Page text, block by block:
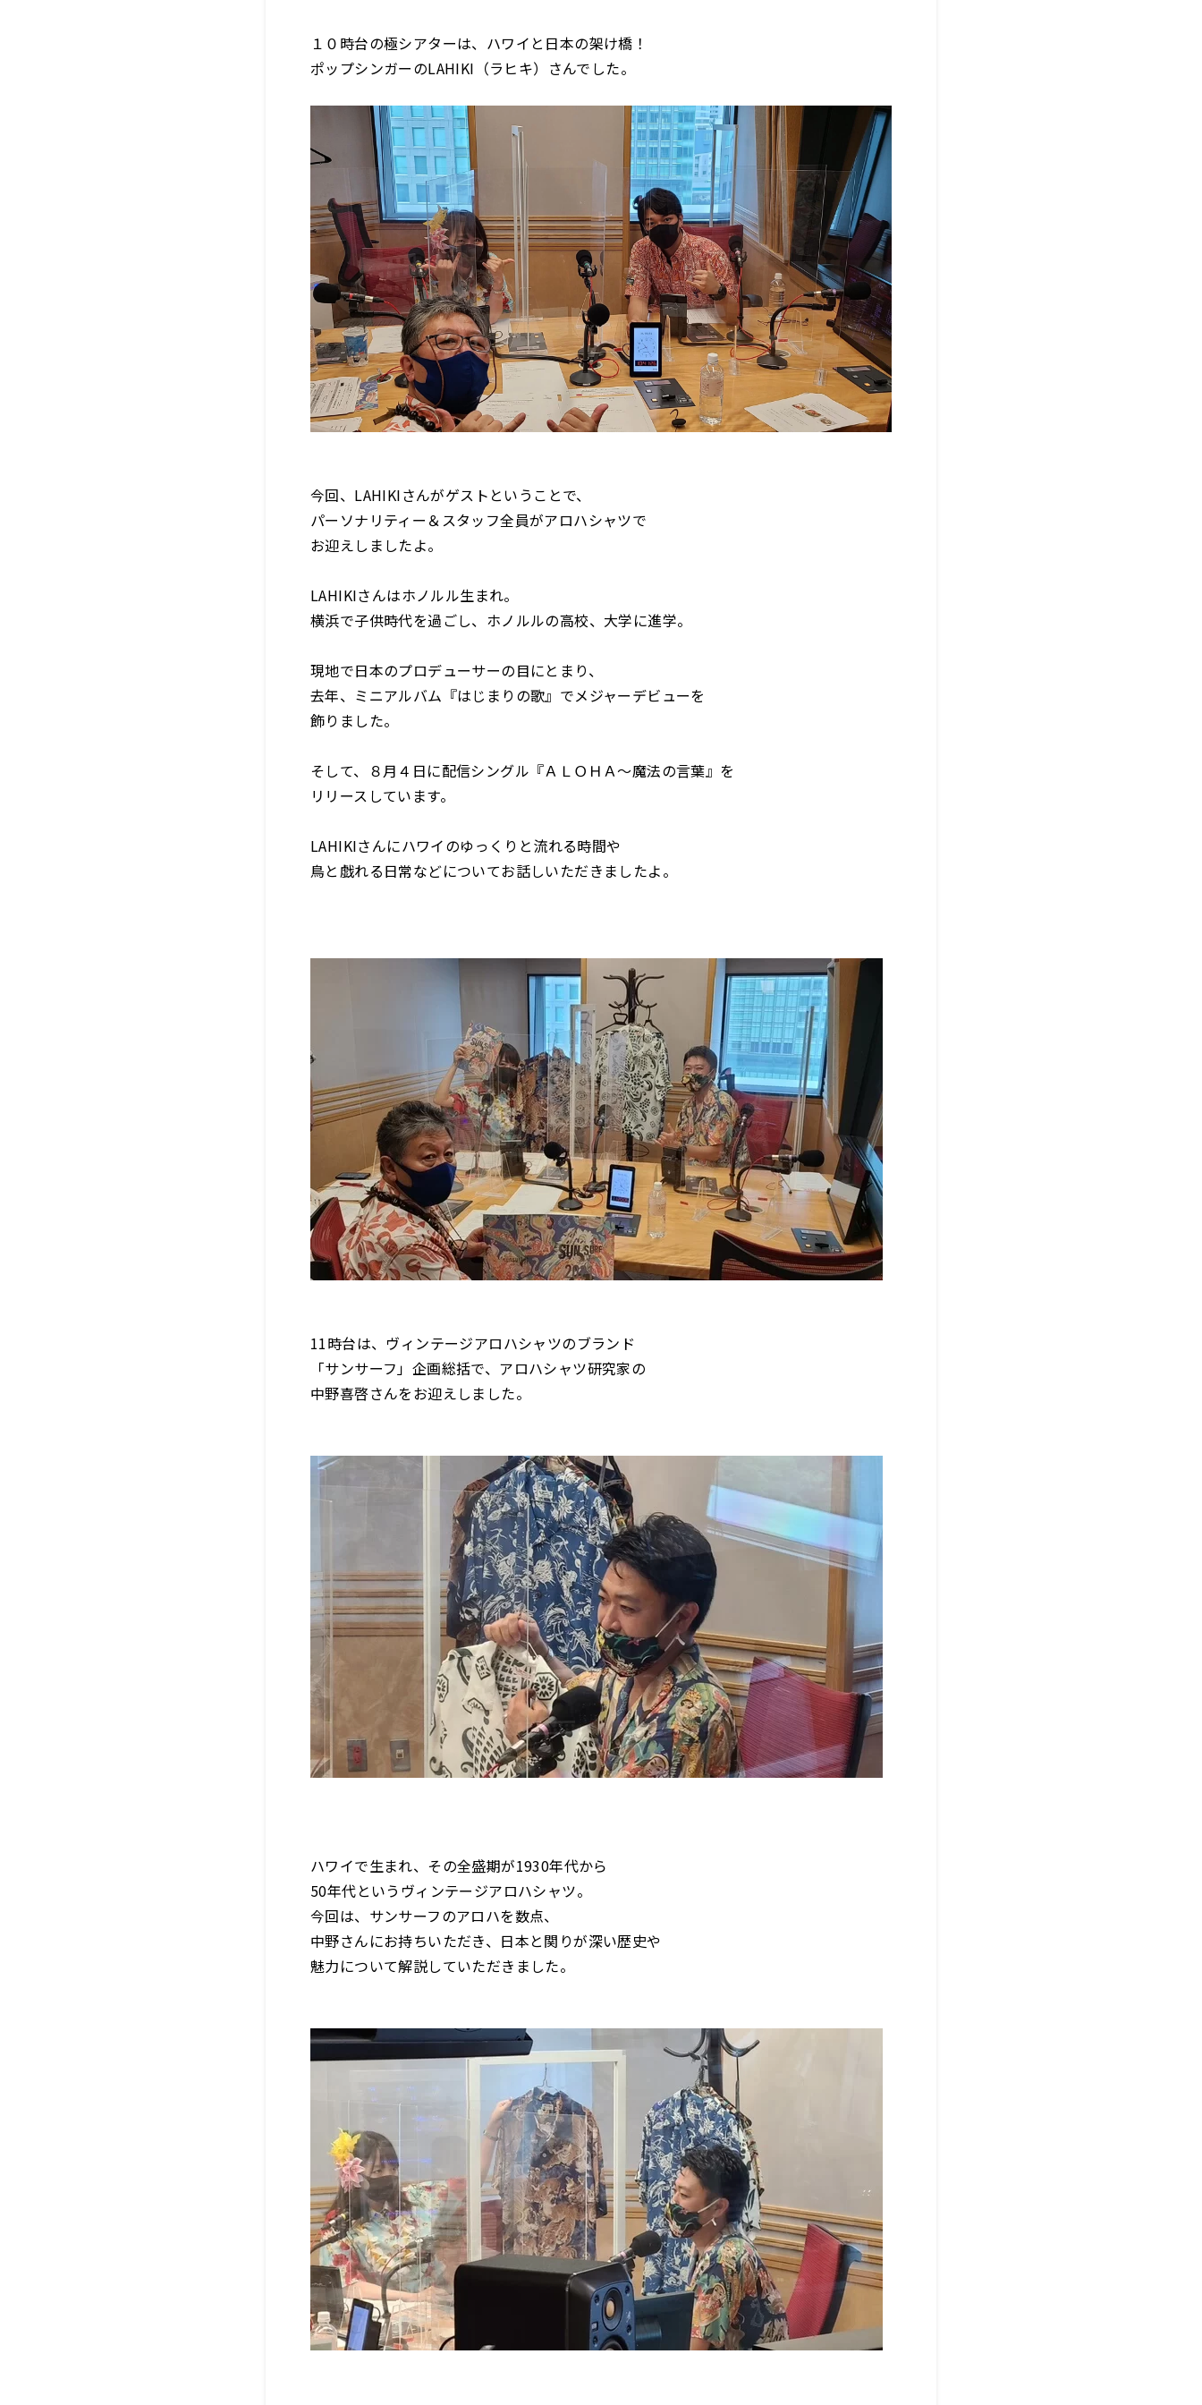
１０時台の極シアターは、ハワイと日本の架け橋！
ポップシンガーのLAHIKI（ラヒキ）さんでした。
今回、LAHIKIさんがゲストということで、
パーソナリティー＆スタッフ全員がアロハシャツで
お迎えしましたよ。
LAHIKIさんはホノルル生まれ。
横浜で子供時代を過ごし、ホノルルの高校、大学に進学。
現地で日本のプロデューサーの目にとまり、
去年、ミニアルバム『はじまりの歌』でメジャーデビューを
飾りました。
そして、８月４日に配信シングル『ＡＬＯＨＡ～魔法の言葉』を
リリースしています。
LAHIKIさんにハワイのゆっくりと流れる時間や
鳥と戯れる日常などについてお話しいただきましたよ。
11時台は、ヴィンテージアロハシャツのブランド
「サンサーフ」企画総括で、アロハシャツ研究家の
中野喜啓さんをお迎えしました。
ハワイで生まれ、その全盛期が1930年代から
50年代というヴィンテージアロハシャツ。
今回は、サンサーフのアロハを数点、
中野さんにお持ちいただき、日本と関りが深い歴史や
魅力について解説していただきました。